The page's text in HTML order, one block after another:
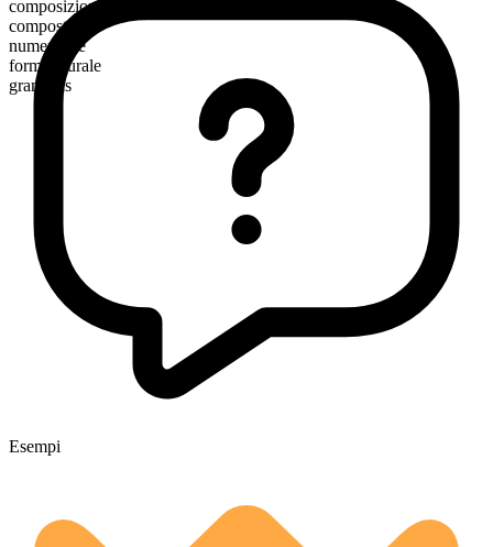
composizione morfologica
composto
numerabile
forma plurale
grandpas
Esempi